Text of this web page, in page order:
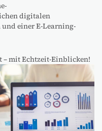
digitalen
einer E-Learning-
mit Echtzeit-Einblicken!